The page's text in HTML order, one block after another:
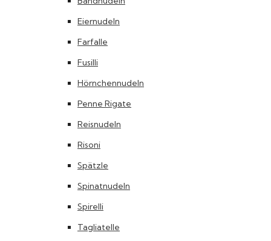
Eiernudeln
Farfalle
Fusilli
Hörnchennudeln
Penne Rigate
Reisnudeln
Risoni
Spätzle
Spinatnudeln
Spirelli
Tagliatelle